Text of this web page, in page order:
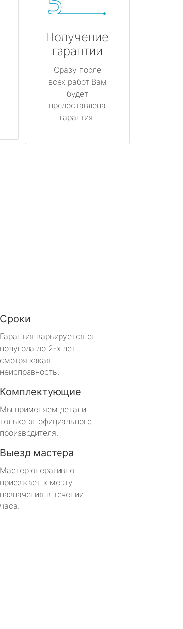
Получение
гарантии
Сразу после
всех работ Вам
будет
предоставлена
гарантия.
Сроки
Гарантия варьируется от
полугода до 2-х лет
смотря какая
неисправность.
Комплектующие
Мы применяем детали
только от официального
производителя.
Выезд мастера
Мастер оперативно
приезжает к месту
назначения в течении
часа.